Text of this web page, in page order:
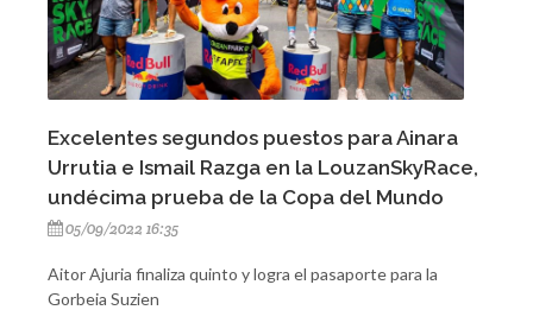
Excelentes segundos puestos para Ainara
Urrutia e Ismail Razga en la LouzanSkyRace,
undécima prueba de la Copa del Mundo
05/09/2022 16:35
Aitor Ajuria finaliza quinto y logra el pasaporte para la
Gorbeia Suzien